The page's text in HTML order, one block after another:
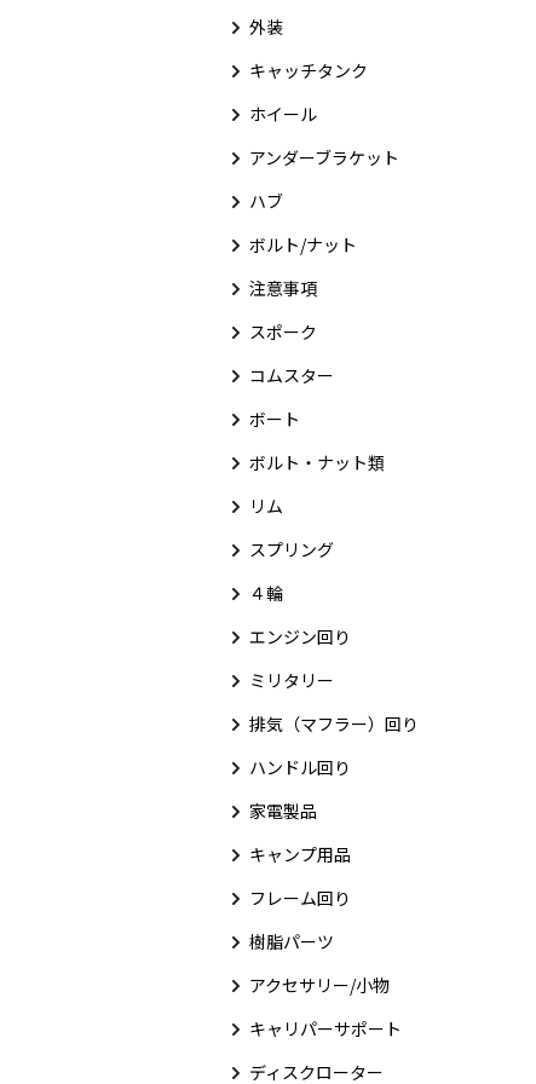
外装
キャッチタンク
ホイール
アンダーブラケット
ハブ
ボルト/ナット
注意事項
スポーク
コムスター
ボート
ボルト・ナット類
リム
スプリング
４輪
エンジン回り
ミリタリー
排気（マフラー）回り
ハンドル回り
家電製品
キャンプ用品
フレーム回り
樹脂パーツ
アクセサリー/小物
キャリパーサポート
ディスクローター